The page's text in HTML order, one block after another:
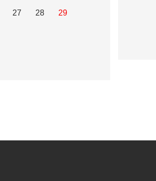
27 28 29